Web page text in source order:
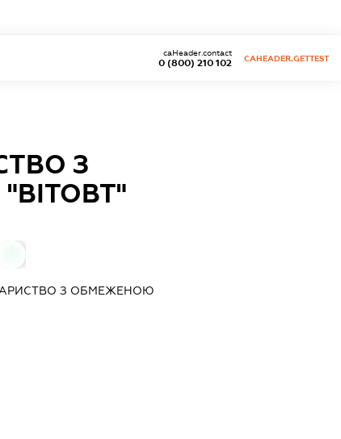
0 (800) 210 102
caHeader.contact
CAHEADER.GETTEST
З
З ОБМЕЖЕНОЮ